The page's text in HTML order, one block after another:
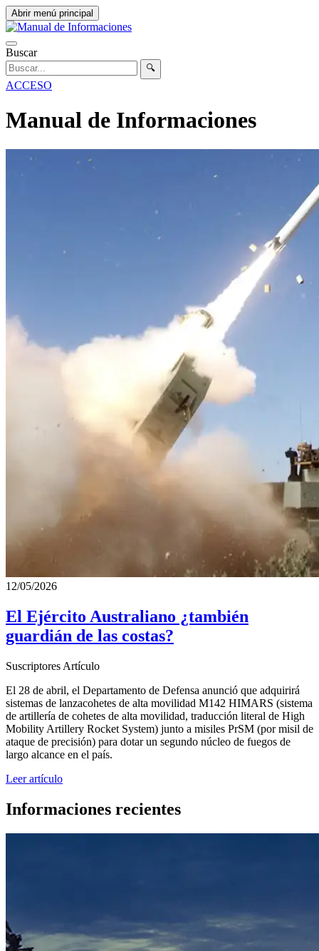
Abrir menú principal
Buscar
🔍
ACCESO
Manual de Informaciones
12/05/2026
El Ejército Australiano ¿también
guardián de las costas?
Suscriptores Artículo
El 28 de abril, el Departamento de Defensa anunció que adquirirá
sistemas de lanzacohetes de alta movilidad M142 HIMARS (sistema
de artillería de cohetes de alta movilidad, traducción literal de High
Mobility Artillery Rocket System) junto a misiles PrSM (por misil de
ataque de precisión) para dotar un segundo núcleo de fuegos de
largo alcance en el país.
Leer artículo
Informaciones recientes